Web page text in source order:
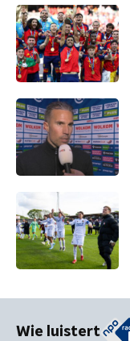
Wie luistert